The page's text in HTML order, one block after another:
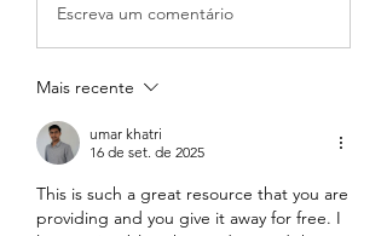
Escreva um comentário
Mais recente
umar khatri
16 de set. de 2025
This is such a great resource that you are
providing and you give it away for free. I